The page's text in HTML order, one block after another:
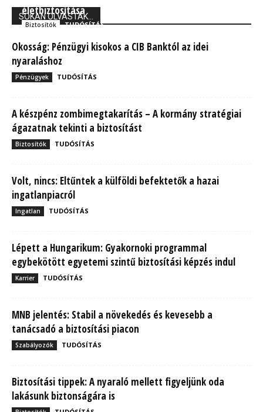
SOKAN OLVASTÁK...
életbiztosítása
Biztosítók TUDÓSÍTÁS
Okosság: Pénzügyi kisokos a CIB Banktól az idei
nyaraláshoz
Pénzügyek TUDÓSÍTÁS
A készpénz zombimegtakarítás – A kormány stratégiai
ágazatnak tekinti a biztosítást
Biztosítók TUDÓSÍTÁS
Volt, nincs: Eltűntek a külföldi befektetők a hazai
ingatlanpiacról
Ingatlan TUDÓSÍTÁS
Lépett a Hungarikum: Gyakornoki programmal
egybekötött egyetemi szintű biztosítási képzés indul
Karrier TUDÓSÍTÁS
MNB jelentés: Stabil a növekedés és kevesebb a
tanácsadó a biztosítási piacon
Szabályozók TUDÓSÍTÁS
Biztosítási tippek: A nyaraló mellett figyeljünk oda
lakásunk biztonságára is